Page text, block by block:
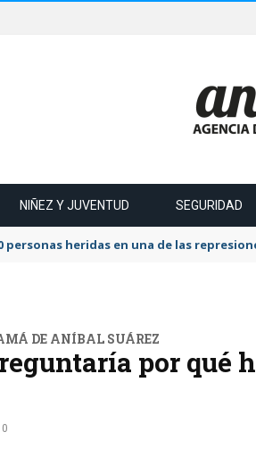
NIÑEZ Y JUVENTUD SEGURIDAD
personas heridas en una de las
DE ANÍBAL SUÁREZ
por qué
0